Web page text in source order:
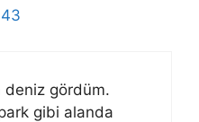
deniz gördüm.
gibi alanda